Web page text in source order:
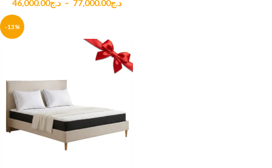
د.ج46,000.00 – د.ج77,000.00
-13%